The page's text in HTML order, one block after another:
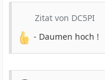
Zitat von DC5PI
- Daumen hoch !